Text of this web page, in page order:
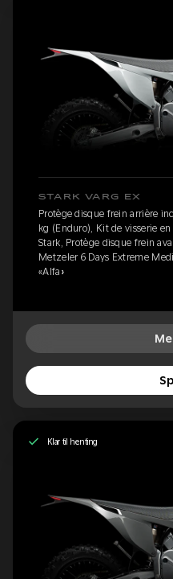
STARK VARG EX
Protège disque frein arrière
kg (Enduro), Kit de visserie
Stark, Protège disque frein
Metzeler 6 Days Extreme
«Alfa»
Klar til henting